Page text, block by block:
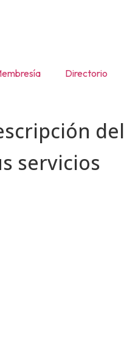
Directorio
del
servicios